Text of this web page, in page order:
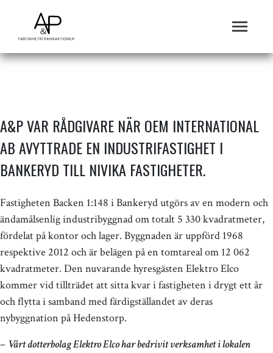
A&P VAR RÅDGIVARE NÄR OEM INTERNATIONAL
AB AVYTTRADE EN INDUSTRIFASTIGHET I
BANKERYD TILL NIVIKA FASTIGHETER.
Fastigheten Backen 1:148 i Bankeryd utgörs av en modern och
ändamålsenlig industribyggnad om totalt 5 330 kvadratmeter,
fördelat på kontor och lager. Byggnaden är uppförd 1968
respektive 2012 och är belägen på en tomtareal om 12 062
kvadratmeter. Den nuvarande hyresgästen Elektro Elco
kommer vid tillträdet att sitta kvar i fastigheten i drygt ett år
och flytta i samband med färdigställandet av deras
nybyggnation på Hedenstorp.
– Vårt dotterbolag Elektro Elco har bedrivit verksamhet i lokalen